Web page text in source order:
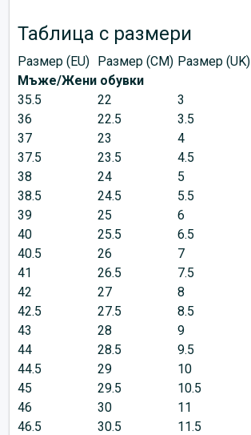
Таблица с размери
Размер (EU) Размер (CM) Размер (UK)
Мъже/Жени обувки
35.5
22
3
36
22.5
3.5
37
23
4
37.5
23.5
4.5
38
24
5
38.5
24.5
5.5
39
25
6
40
25.5
6.5
40.5
26
7
41
26.5
7.5
42
27
8
42.5
27.5
8.5
43
28
9
44
28.5
9.5
44.5
29
10
45
29.5
10.5
46
30
11
46.5
30.5
11.5